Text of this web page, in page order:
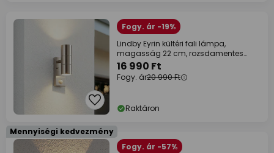
Fogy. ár -19%
Lindby Eyrin kültéri fali lámpa,
magasság 22 cm, rozsdamentes
acél, érzékelő
16 990 Ft
Fogy. ár20 990 Ft
Raktáron
Mennyiségi kedvezmény
Fogy. ár -57%